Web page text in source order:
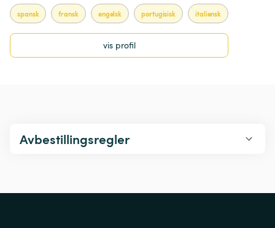
spansk fransk engelsk portugisisk italiensk
vis profil
Avbestillingsregler